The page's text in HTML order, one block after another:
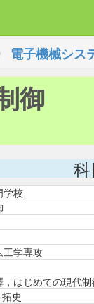
電子機械シス
御
学校
工学専攻
はじめての現代
史